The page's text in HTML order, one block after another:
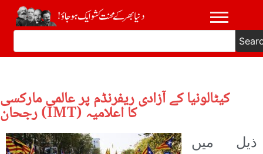
کیٹالونیا کے آزادی ریفرنڈم پر عالمی مارکسی
رجحان (IMT) کا اعلامیہ
ذیل میں